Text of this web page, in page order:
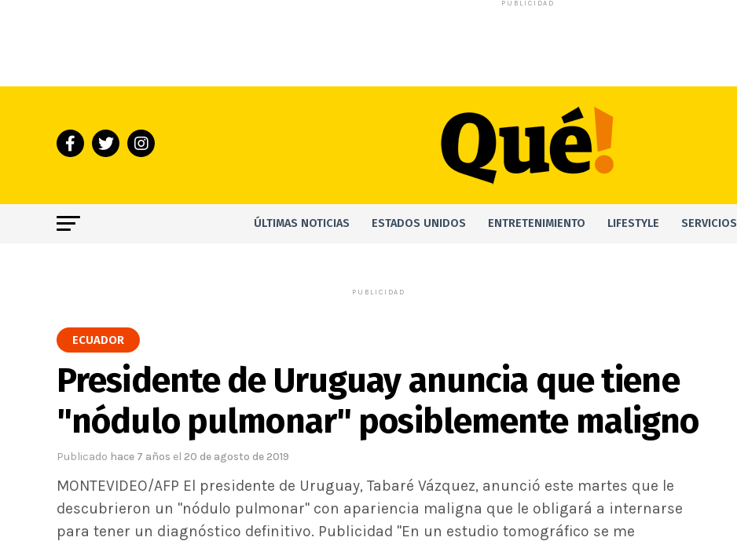
PUBLICIDAD
ÚLTIMAS NOTICIAS ESTADOS UNIDOS ENTRETENIMIENTO LIFESTYLE SERVICIOS
PUBLICIDAD
ECUADOR
Presidente de Uruguay anuncia que tiene
"nódulo pulmonar" posiblemente maligno
Publicado hace 7 años el 20 de agosto de 2019
MONTEVIDEO/AFP El presidente de Uruguay, Tabaré Vázquez, anunció este martes que le
descubrieron un "nódulo pulmonar" con apariencia maligna que le obligará a internarse
para tener un diagnóstico definitivo. Publicidad "En un estudio tomográfico se me